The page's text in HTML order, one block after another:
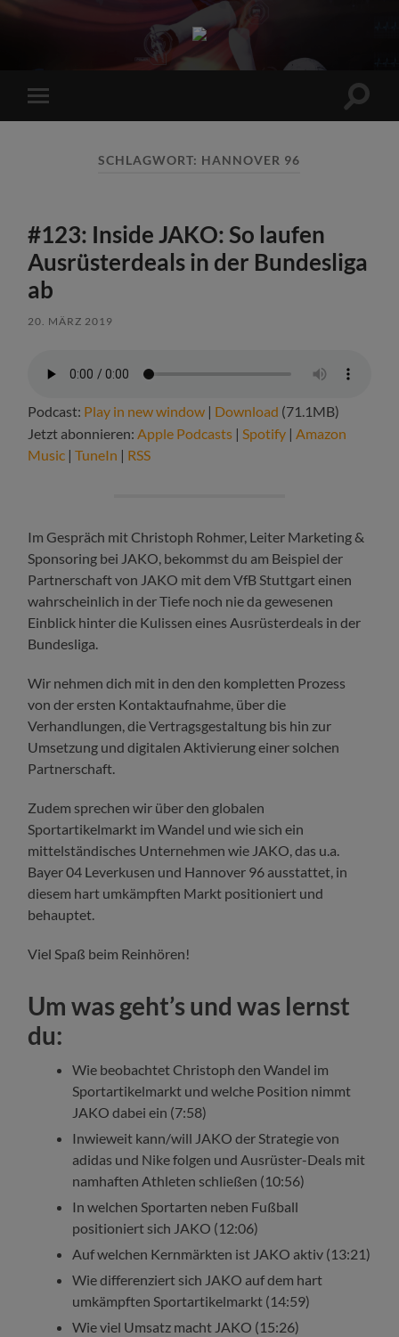
Sports
Maniac
Mobile-
Menü
SCHLAGWORT: HANNOVER 96
#123: Inside JAKO: So laufen
Ausrüsterdeals in der Bundesliga
ab
20. MÄRZ 2019
Podcast: Play in new window | Download (71.1MB)
Jetzt abonnieren:Apple Podcasts |Spotify |Amazon
Music |TuneIn | RSS
Im Gespräch mit Christoph Rohmer, Leiter Marketing &
Sponsoring bei JAKO, bekommst du am Beispiel der
Partnerschaft von JAKO mit dem VfB Stuttgart einen
wahrscheinlich in der Tiefe noch nie da gewesenen
Einblick hinter die Kulissen eines Ausrüsterdeals in der
Bundesliga.
Wir nehmen dich mit in den den kompletten Prozess
von der ersten Kontaktaufnahme, über die
Verhandlungen, die Vertragsgestaltung bis hin zur
Umsetzung und digitalen Aktivierung einer solchen
Partnerschaft.
Zudem sprechen wir über den globalen
Sportartikelmarkt im Wandel und wie sich ein
mittelständisches Unternehmen wie JAKO, das u.a.
Bayer 04 Leverkusen und Hannover 96 ausstattet, in
diesem hart umkämpften Markt positioniert und
behauptet.
Viel Spaß beim Reinhören!
Um was geht’s und was lernst
du:
Wie beobachtet Christoph den Wandel im
Sportartikelmarkt und welche Position nimmt
JAKO dabei ein (7:58)
Inwieweit kann/will JAKO der Strategie von
adidas und Nike folgen und Ausrüster-Deals mit
namhaften Athleten schließen (10:56)
In welchen Sportarten neben Fußball
positioniert sich JAKO (12:06)
Auf welchen Kernmärkten ist JAKO aktiv (13:21)
Wie differenziert sich JAKO auf dem hart
umkämpften Sportartikelmarkt (14:59)
Wie viel Umsatz macht JAKO (15:26)